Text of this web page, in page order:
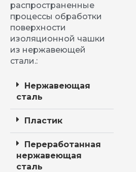
распространенные
процессы обработки
поверхности
изоляционной чашки
из нержавеющей
стали.:
Нержавеющая
сталь
Пластик
Переработанная
нержавеющая
сталь